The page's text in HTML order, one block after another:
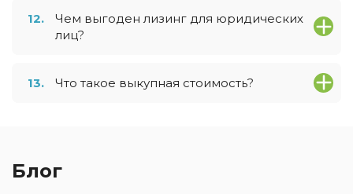
12.
Чем выгоден лизинг для юридических
лиц?
13. Что такое выкупная стоимость?
Блог